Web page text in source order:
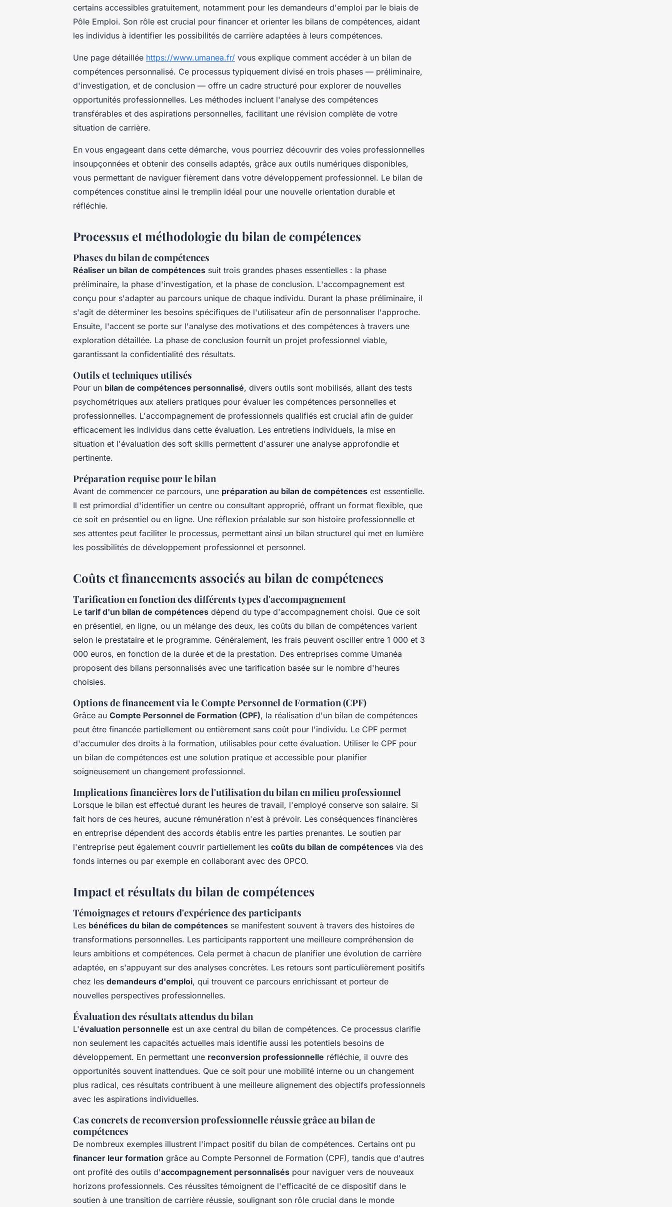
certains accessibles gratuitement, notamment pour les demandeurs d'emploi par le biais de
Pôle Emploi. Son rôle est crucial pour financer et orienter les bilans de compétences, aidant
les individus à identifier les possibilités de carrière adaptées à leurs compétences.
Une page détaillée https://www.umanea.fr/ vous explique comment accéder à un bilan de
compétences personnalisé. Ce processus typiquement divisé en trois phases — préliminaire,
d'investigation, et de conclusion — offre un cadre structuré pour explorer de nouvelles
opportunités professionnelles. Les méthodes incluent l'analyse des compétences
transférables et des aspirations personnelles, facilitant une révision complète de votre
situation de carrière.
En vous engageant dans cette démarche, vous pourriez découvrir des voies professionnelles
insoupçonnées et obtenir des conseils adaptés, grâce aux outils numériques disponibles,
vous permettant de naviguer fièrement dans votre développement professionnel. Le bilan de
compétences constitue ainsi le tremplin idéal pour une nouvelle orientation durable et
réfléchie.
Processus et méthodologie du bilan de compétences
Phases du bilan de compétences
Réaliser un bilan de compétences suit trois grandes phases essentielles : la phase
préliminaire, la phase d'investigation, et la phase de conclusion. L'accompagnement est
conçu pour s'adapter au parcours unique de chaque individu. Durant la phase préliminaire, il
s'agit de déterminer les besoins spécifiques de l'utilisateur afin de personnaliser l'approche.
Ensuite, l'accent se porte sur l'analyse des motivations et des compétences à travers une
exploration détaillée. La phase de conclusion fournit un projet professionnel viable,
garantissant la confidentialité des résultats.
Outils et techniques utilisés
Pour un bilan de compétences personnalisé, divers outils sont mobilisés, allant des tests
psychométriques aux ateliers pratiques pour évaluer les compétences personnelles et
professionnelles. L'accompagnement de professionnels qualifiés est crucial afin de guider
efficacement les individus dans cette évaluation. Les entretiens individuels, la mise en
situation et l'évaluation des soft skills permettent d'assurer une analyse approfondie et
pertinente.
Préparation requise pour le bilan
Avant de commencer ce parcours, une préparation au bilan de compétences est essentielle.
Il est primordial d'identifier un centre ou consultant approprié, offrant un format flexible, que
ce soit en présentiel ou en ligne. Une réflexion préalable sur son histoire professionnelle et
ses attentes peut faciliter le processus, permettant ainsi un bilan structurel qui met en lumière
les possibilités de développement professionnel et personnel.
Coûts et financements associés au bilan de compétences
Tarification en fonction des différents types d'accompagnement
Le tarif d'un bilan de compétences dépend du type d'accompagnement choisi. Que ce soit
en présentiel, en ligne, ou un mélange des deux, les coûts du bilan de compétences varient
selon le prestataire et le programme. Généralement, les frais peuvent osciller entre 1 000 et 3
000 euros, en fonction de la durée et de la prestation. Des entreprises comme Umanéa
proposent des bilans personnalisés avec une tarification basée sur le nombre d'heures
choisies.
Options de financement via le Compte Personnel de Formation (CPF)
Grâce au Compte Personnel de Formation (CPF), la réalisation d'un bilan de compétences
peut être financée partiellement ou entièrement sans coût pour l'individu. Le CPF permet
d'accumuler des droits à la formation, utilisables pour cette évaluation. Utiliser le CPF pour
un bilan de compétences est une solution pratique et accessible pour planifier
soigneusement un changement professionnel.
Implications financières lors de l'utilisation du bilan en milieu professionnel
Lorsque le bilan est effectué durant les heures de travail, l'employé conserve son salaire. Si
fait hors de ces heures, aucune rémunération n'est à prévoir. Les conséquences financières
en entreprise dépendent des accords établis entre les parties prenantes. Le soutien par
l'entreprise peut également couvrir partiellement les coûts du bilan de compétences via des
fonds internes ou par exemple en collaborant avec des OPCO.
Impact et résultats du bilan de compétences
Témoignages et retours d'expérience des participants
Les bénéfices du bilan de compétences se manifestent souvent à travers des histoires de
transformations personnelles. Les participants rapportent une meilleure compréhension de
leurs ambitions et compétences. Cela permet à chacun de planifier une évolution de carrière
adaptée, en s'appuyant sur des analyses concrètes. Les retours sont particulièrement positifs
chez les demandeurs d'emploi, qui trouvent ce parcours enrichissant et porteur de
nouvelles perspectives professionnelles.
Évaluation des résultats attendus du bilan
L'évaluation personnelle est un axe central du bilan de compétences. Ce processus clarifie
non seulement les capacités actuelles mais identifie aussi les potentiels besoins de
développement. En permettant une reconversion professionnelle réfléchie, il ouvre des
opportunités souvent inattendues. Que ce soit pour une mobilité interne ou un changement
plus radical, ces résultats contribuent à une meilleure alignement des objectifs professionnels
avec les aspirations individuelles.
Cas concrets de reconversion professionnelle réussie grâce au bilan de
compétences
De nombreux exemples illustrent l'impact positif du bilan de compétences. Certains ont pu
financer leur formation grâce au Compte Personnel de Formation (CPF), tandis que d'autres
ont profité des outils d'accompagnement personnalisés pour naviguer vers de nouveaux
horizons professionnels. Ces réussites témoignent de l'efficacité de ce dispositif dans le
soutien à une transition de carrière réussie, soulignant son rôle crucial dans le monde